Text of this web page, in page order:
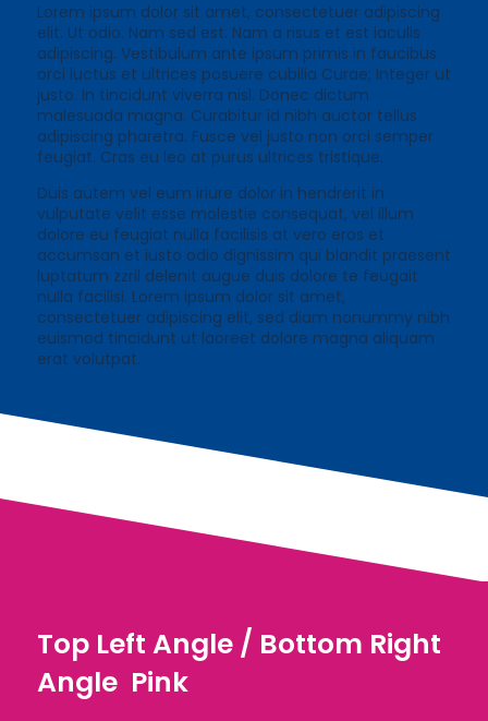
Lorem ipsum dolor sit amet, consectetuer adipiscing
elit. Ut odio. Nam sed est. Nam a risus et est iaculis
adipiscing. Vestibulum ante ipsum primis in faucibus
orci luctus et ultrices posuere cubilia Curae; Integer ut
justo. In tincidunt viverra nisl. Donec dictum
malesuada magna. Curabitur id nibh auctor tellus
adipiscing pharetra. Fusce vel justo non orci semper
feugiat. Cras eu leo at purus ultrices tristique.
Duis autem vel eum iriure dolor in hendrerit in
vulputate velit esse molestie consequat, vel illum
dolore eu feugiat nulla facilisis at vero eros et
accumsan et iusto odio dignissim qui blandit praesent
luptatum zzril delenit augue duis dolore te feugait
nulla facilisi. Lorem ipsum dolor sit amet,
consectetuer adipiscing elit, sed diam nonummy nibh
euismod tincidunt ut laoreet dolore magna aliquam
erat volutpat.
Top Left Angle / Bottom Right
Angle Pink